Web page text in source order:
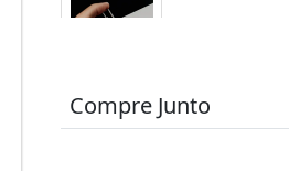
Compre Junto